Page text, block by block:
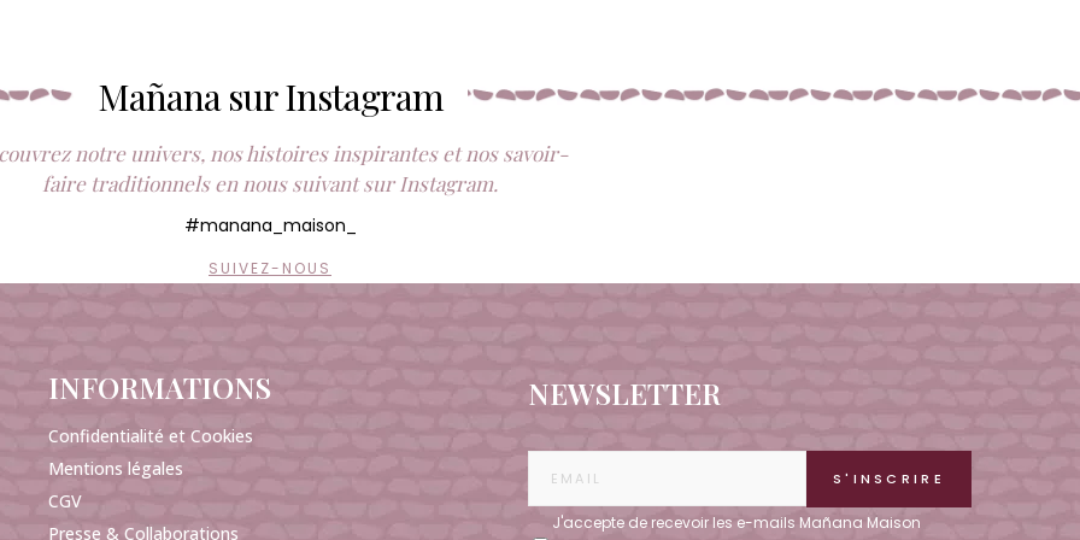
Mañana sur Instagram
notre univers, nos histoires inspirantes et nos savoir-
faire traditionnels en nous suivant sur Instagram.
#manana_maison_
SUIVEZ-NOUS
INFORMATIONS
Confidentialité et Cookies
Mentions légales
CGV
Presse & Collaborations
NEWSLETTER
J'accepte de recevoir les e-mails Mañana Maison